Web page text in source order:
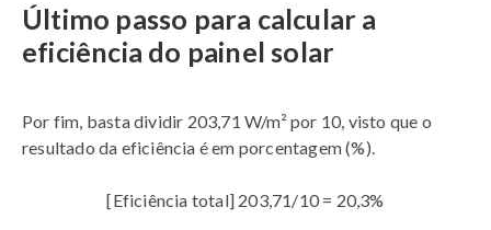
Último passo para calcular a
eficiência do painel solar
Por fim, basta dividir 203,71 W/m² por 10, visto que o
resultado da eficiência é em porcentagem (%).
[Eficiência total] 203,71/10 = 20,3%